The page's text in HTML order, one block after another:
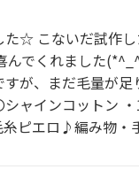
☆ こないだ試作
でくれました
が、まだ毛量が
ャインコットン
糸ピエロ♪編み物